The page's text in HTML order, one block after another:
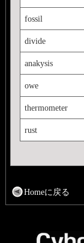
fossil
divide
anakysis
owe
thermometer
rust
Homeに戻る